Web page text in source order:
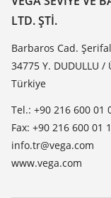
Dielektrisite listesi
TeamViewer
Haber makaleleri
Basin
Blog
LTD. ŞTI.
Barbaros Cad.
34775 Y. DUDULLU /
Türkiye
Tel.: +90 216 600 01
Fax: +90 216 600 01
info.tr@vega.com
www.vega.com